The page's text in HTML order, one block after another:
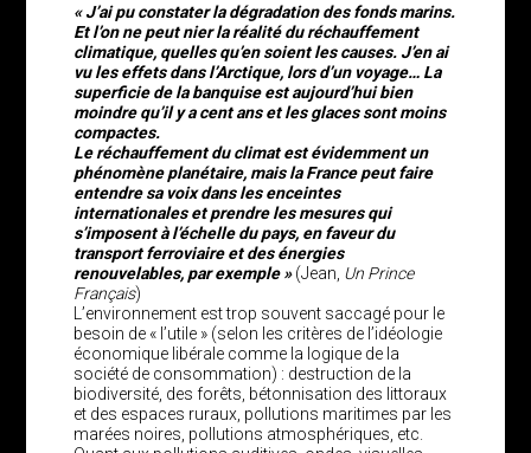
« J’ai pu constater la dégradation des fonds marins.
Et l’on ne peut nier la réalité du réchauffement
climatique, quelles qu’en soient les causes. J’en ai
vu les effets dans l’Arctique, lors d’un voyage… La
superficie de la banquise est aujourd’hui bien
moindre qu’il y a cent ans et les glaces sont moins
compactes.
Le réchauffement du climat est évidemment un
phénomène planétaire, mais la France peut faire
entendre sa voix dans les enceintes
internationales et prendre les mesures qui
s’imposent à l’échelle du pays, en faveur du
transport ferroviaire et des énergies
renouvelables, par exemple » (Jean, Un Prince
Français)
L’environnement est trop souvent saccagé pour le
besoin de « l’utile » (selon les critères de l’idéologie
économique libérale comme la logique de la
société de consommation) : destruction de la
biodiversité, des forêts, bétonnisation des littoraux
et des espaces ruraux, pollutions maritimes par les
marées noires, pollutions atmosphériques, etc.